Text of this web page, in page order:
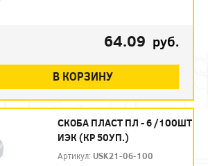
64.09 руб.
В КОРЗИНУ
СКОБА ПЛАСТ ПЛ - 6 /100ШТ
ИЭК (КР 50УП.)
Артикул: USK21-06-100